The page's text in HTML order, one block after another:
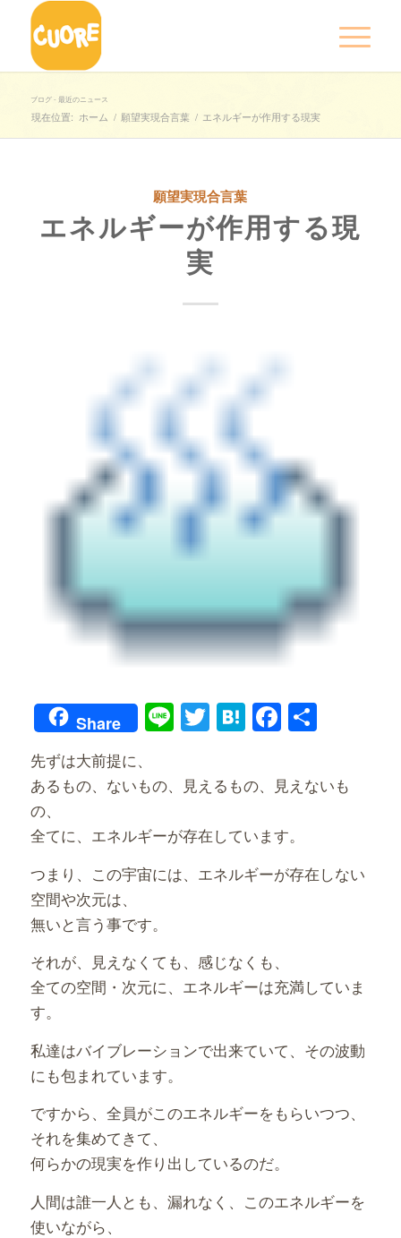
ブログ - 最近のニュース
現在位置: ホーム / 願望実現合言葉 / エネルギーが作用する現実
願望実現合言葉
エネルギーが作用する現
実
Share LineTwitter
Hatena共
先ずは大前提に、
あるもの、ないもの、見えるもの、見えないも
の、
全てに、エネルギーが存在しています。
つまり、この宇宙には、エネルギーが存在しない
空間や次元は、
無いと言う事です。
それが、見えなくても、感じなくも、
全ての空間・次元に、エネルギーは充満していま
す。
私達はバイブレーションで出来ていて、その波動
にも包まれています。
ですから、全員がこのエネルギーをもらいつつ、
それを集めてきて、
何らかの現実を作り出しているのだ。
人間は誰一人とも、漏れなく、このエネルギーを
使いながら、